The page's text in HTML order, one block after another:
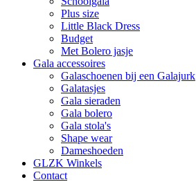
Plus size
Little Black Dress
Budget
Met Bolero jasje
Gala accessoires
Galaschoenen bij een Galajurk
Galatasjes
Gala sieraden
Gala bolero
Gala stola's
Shape wear
Dameshoeden
GLZK Winkels
Contact